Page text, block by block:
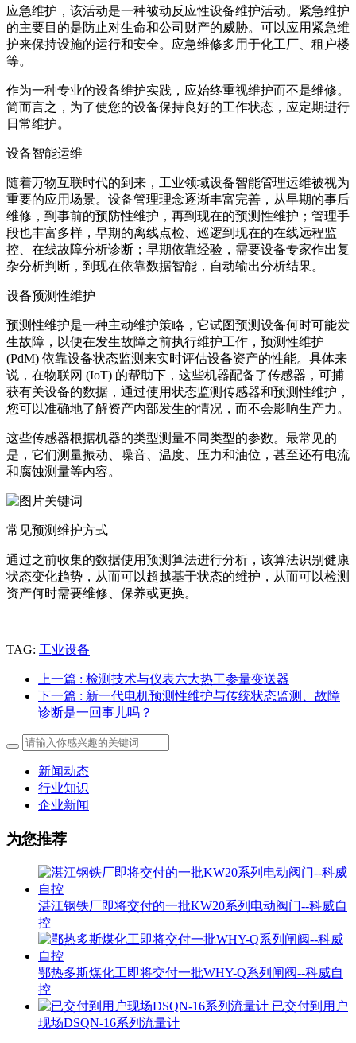
应急维护，该活动是一种被动反应性设备维护活动。紧急维护
的主要目的是防止对生命和公司财产的威胁。可以应用紧急维
护来保持设施的运行和安全。应急维修多用于化工厂、租户楼
等。
作为一种专业的设备维护实践，应始终重视维护而不是维修。
简而言之，为了使您的设备保持良好的工作状态，应定期进行
日常维护。
设备智能运维
随着万物互联时代的到来，工业领域设备智能管理运维被视为
重要的应用场景。设备管理理念逐渐丰富完善，从早期的事后
维修，到事前的预防性维护，再到现在的预测性维护；管理手
段也丰富多样，早期的离线点检、巡逻到现在的在线远程监
控、在线故障分析诊断；早期依靠经验，需要设备专家作出复
杂分析判断，到现在依靠数据智能，自动输出分析结果。
设备预测性维护
预测性维护是一种主动维护策略，它试图预测设备何时可能发
生故障，以便在发生故障之前执行维护工作，预测性维护
(PdM) 依靠设备状态监测来实时评估设备资产的性能。具体来
说，在物联网 (IoT) 的帮助下，这些机器配备了传感器，可捕
获有关设备的数据，通过使用状态监测传感器和预测性维护，
您可以准确地了解资产内部发生的情况，而不会影响生产力。
这些传感器根据机器的类型测量不同类型的参数。最常见的
是，它们测量振动、噪音、温度、压力和油位，甚至还有电流
和腐蚀测量等内容。
常见预测维护方式
通过之前收集的数据使用预测算法进行分析，该算法识别健康
状态变化趋势，从而可以超越基于状态的维护，从而可以检测
资产何时需要维修、保养或更换。
TAG: 工业设备
上一篇 : 检测技术与仪表六大热工参量变送器
下一篇 : 新一代电机预测性维护与传统状态监测、故障
诊断是一回事儿吗？
新闻动态
行业知识
企业新闻
为您推荐
湛江钢铁厂即将交付的一批KW20系列电动阀门--科威自
控
鄂热多斯煤化工即将交付一批WHY-Q系列闸阀--科威自
控
已交付到用户
现场DSQN-16系列流量计